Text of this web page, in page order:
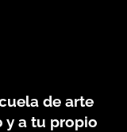
de arte
y a tu propio